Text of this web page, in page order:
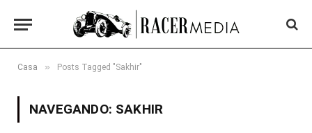
Casa » Posts Tagged "Sakhir"
NAVEGANDO: SAKHIR